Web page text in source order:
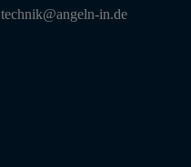
technik@angeln-in.de